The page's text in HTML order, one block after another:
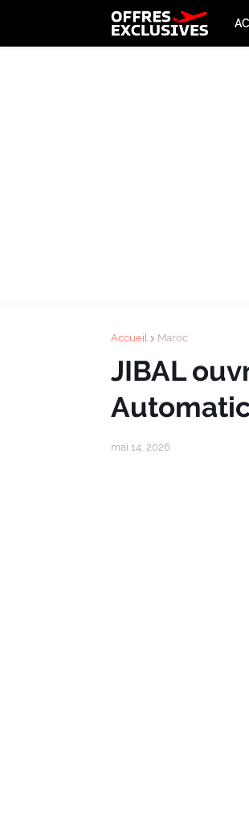
Accueil Maroc
JIBAL
mai 14, 2026